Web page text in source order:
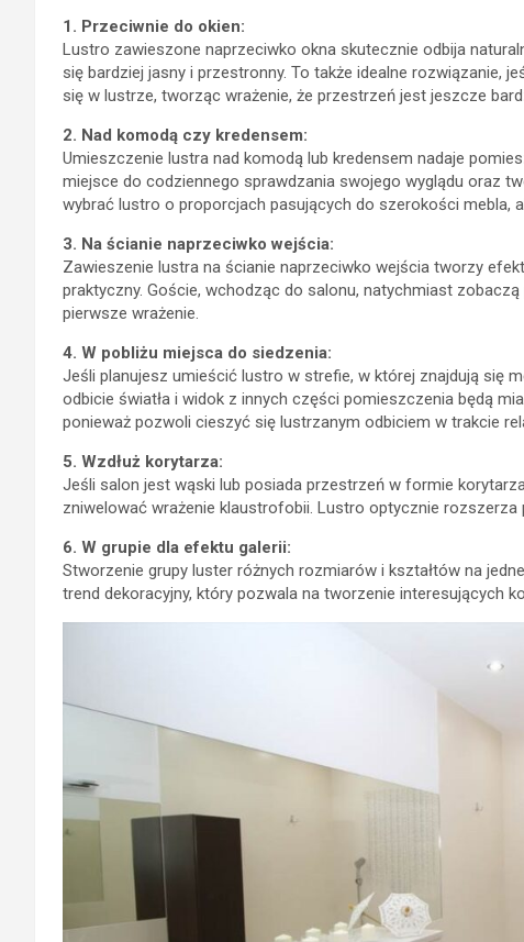
1. Przeciwnie do okien:
Lustro zawieszone naprzeciwko okna skutecznie odbija
się bardziej jasny i przestronny. To także idealne rozwiązanie,
się w lustrze, tworząc wrażenie, że przestrzeń jest jeszcze
2. Nad komodą czy kredensem:
Umieszczenie lustra nad komodą lub kredensem nadaje
miejsce do codziennego sprawdzania swojego wyglądu oraz
wybrać lustro o proporcjach pasujących do szerokości mebla,
3. Na ścianie naprzeciwko wejścia:
Zawieszenie lustra na ścianie naprzeciwko wejścia tworzy
praktyczny. Goście, wchodząc do salonu, natychmiast
pierwsze wrażenie.
4. W pobliżu miejsca do siedzenia:
Jeśli planujesz umieścić lustro w strefie, w której znajdują się
odbicie światła i widok z innych części pomieszczenia będą
ponieważ pozwoli cieszyć się lustrzanym odbiciem w trakcie
5. Wzdłuż korytarza:
Jeśli salon jest wąski lub posiada przestrzeń w formie
zniwelować wrażenie klaustrofobii. Lustro optycznie
6. W grupie dla efektu galerii:
Stworzenie grupy luster różnych rozmiarów i kształtów na
trend dekoracyjny, który pozwala na tworzenie interesujących